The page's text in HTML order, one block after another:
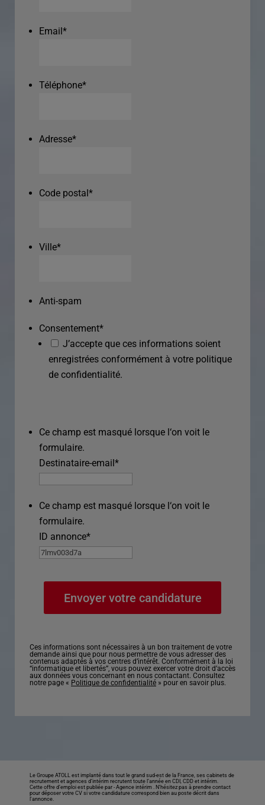
Email*
Téléphone*
Adresse*
Code postal*
Ville*
Anti-spam
Consentement*
J’accepte que ces informations soient
enregistrées conformément à votre politique
de confidentialité.
Ce champ est masqué lorsque l‘on voit le
formulaire.
Destinataire-email*
Ce champ est masqué lorsque l‘on voit le
formulaire.
ID annonce*
Ces informations sont nécessaires à un bon traitement de votre
demande ainsi que pour nous permettre de vous adresser des
contenus adaptés à vos centres d’intérêt. Conformément à la loi
“informatique et libertés”, vous pouvez exercer votre droit d’accès
aux données vous concernant en nous contactant. Consultez
notre page « Politique de confidentialité » pour en savoir plus.
Le Groupe ATOLL est implanté dans tout le grand sud-est de la France, ses cabinets de
recrutement et agences d’intérim recrutent toute l’année en CDI, CDD et intérim.
Cette offre d’emploi est publiée par -Agence intérim . N’hésitez pas à prendre contact
pour déposer votre CV si votre candidature correspond bien au poste décrit dans
l'annonce.